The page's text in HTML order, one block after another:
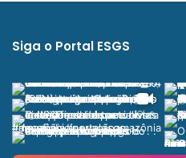
Siga o Portal ESGS